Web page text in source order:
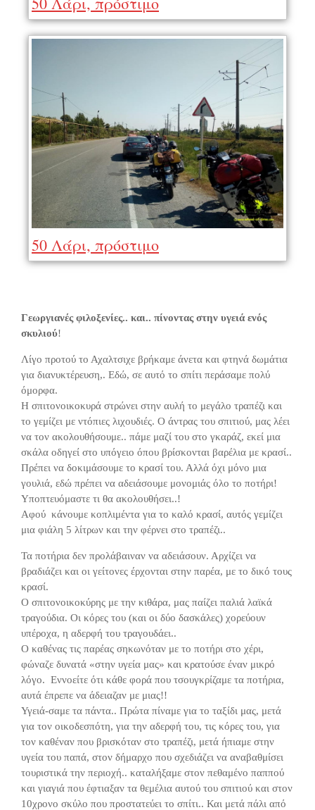
50 Λάρι, πρόστιμο
Γεωργιανές φιλοξενίες.. και.. πίνοντας στην υγειά ενός
σκυλιού!
Λίγο προτού το Αχαλτσιχε βρήκαμε άνετα και φτηνά δωμάτια
για διανυκτέρευση,. Εδώ, σε αυτό το σπίτι περάσαμε πολύ
όμορφα.
Η σπιτονοικοκυρά στρώνει στην αυλή το μεγάλο τραπέζι και
το γεμίζει με ντόπιες λιχουδιές. Ο άντρας του σπιτιού, μας λέει
να τον ακολουθήσουμε.. πάμε μαζί του στο γκαράζ, εκεί μια
σκάλα οδηγεί στο υπόγειο όπου βρίσκονται βαρέλια με κρασί..
Πρέπει να δοκιμάσουμε το κρασί του. Αλλά όχι μόνο μια
γουλιά, εδώ πρέπει να αδειάσουμε μονομιάς όλο το ποτήρι!
Υποπτευόμαστε τι θα ακολουθήσει..!
Αφού κάνουμε κοπλιμέντα για το καλό κρασί, αυτός γεμίζει
μια φιάλη 5 λίτρων και την φέρνει στο τραπέζι..
Τα ποτήρια δεν προλάβαιναν να αδειάσουν. Αρχίζει να
βραδιάζει και οι γείτονες έρχονται στην παρέα, με το δικό τους
κρασί.
Ο σπιτονοικοκύρης με την κιθάρα, μας παίζει παλιά λαϊκά
τραγούδια. Οι κόρες του (και οι δύο δασκάλες) χορεύουν
υπέροχα, η αδερφή του τραγουδάει..
Ο καθένας τις παρέας σηκωνόταν με το ποτήρι στο χέρι,
φώναζε δυνατά «στην υγεία μας» και κρατούσε έναν μικρό
λόγο. Εννοείτε ότι κάθε φορά που τσουγκρίζαμε τα ποτήρια,
αυτά έπρεπε να άδειαζαν με μιας!!
Υγειά-σαμε τα πάντα.. Πρώτα πίναμε για το ταξίδι μας, μετά
για τον οικοδεσπότη, για την αδερφή του, τις κόρες του, για
τον καθέναν που βρισκόταν στο τραπέζι, μετά ήπιαμε στην
υγεία του παπά, στον δήμαρχο που σχεδιάζει να αναβαθμίσει
τουριστικά την περιοχή.. καταλήξαμε στον πεθαμένο παππού
και γιαγιά που έφτιαξαν τα θεμέλια αυτού του σπιτιού και στον
10χρονο σκύλο που προστατεύει το σπίτι.. Και μετά πάλι από